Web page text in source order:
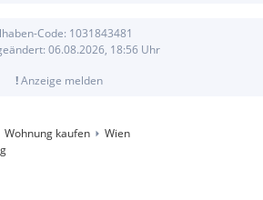
Code: 1031843481
06.08.2026, 18:56Uhr
!Anzeige melden
Wohnung kaufen
Wien